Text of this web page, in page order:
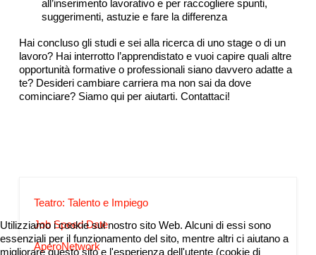
all’inserimento lavorativo e per raccogliere spunti,
suggerimenti, astuzie e fare la differenza
Hai concluso gli studi e sei alla ricerca di uno stage o di un
lavoro? Hai interrotto l’apprendistato e vuoi capire quali altre
opportunità formative o professionali siano davvero adatte a
te? Desideri cambiare carriera ma non sai da dove
cominciare? Siamo qui per aiutarti. Contattaci!
Teatro: Talento e Impiego
Job Speed Date
AperoNetwork
Utilizziamo i cookie sul nostro sito Web. Alcuni di essi sono
essenziali per il funzionamento del sito, mentre altri ci aiutano a
migliorare questo sito e l'esperienza dell'utente (cookie di